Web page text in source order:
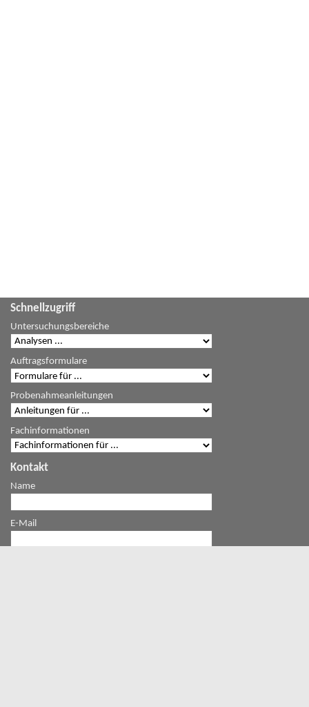
Schnellzugriff
Untersuchungsbereiche
Auftragsformulare
Probenahmeanleitungen
Fachinformationen
Kontakt
Name
E-Mail